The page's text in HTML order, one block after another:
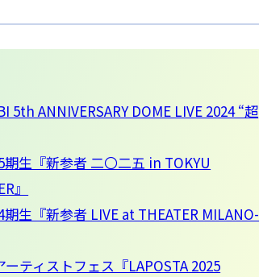
5th ANNIVERSARY DOME LIVE 2024 “超
生『新参者 二〇二五 in TOKYU
』
生『新参者 LIVE at THEATER MILANO-
ティストフェス『LAPOSTA 2025